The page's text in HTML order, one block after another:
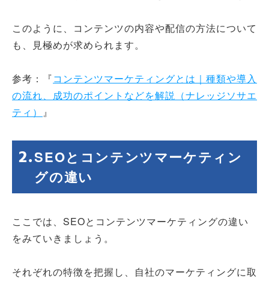
このように、コンテンツの内容や配信の方法について
も、見極めが求められます。
参考：『コンテンツマーケティングとは｜種類や導入
の流れ、成功のポイントなどを解説（ナレッジソサエ
ティ） 』
SEOとコンテンツマーケティン
グの違い
ここでは、SEOとコンテンツマーケティングの違い
をみていきましょう。
それぞれの特徴を把握し、自社のマーケティングに取